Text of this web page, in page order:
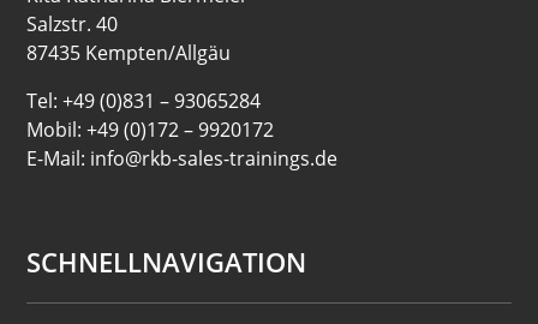
Salzstr. 40
87435 Kempten/Allgäu
Tel: +49 (0)831 – 93065284
Mobil: +49 (0)172 – 9920172
E-Mail: info@rkb-sales-trainings.de
SCHNELLNAVIGATION